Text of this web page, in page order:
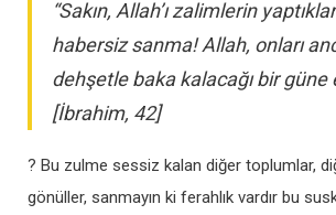
“Sakın, Allah’ı zalimlerin
habersiz sanma! Allah, onları
dehşetle baka kalacağı bir güne
[İbrahim, 42]
? Bu zulme sessiz kalan diğer toplumlar,
gönüller, sanmayın ki ferahlık vardır bu